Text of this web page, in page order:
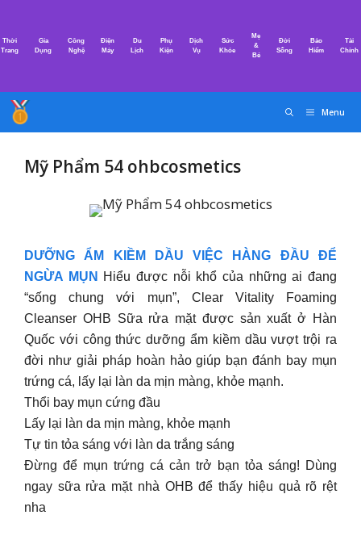
nội
Thời
Trang
Gia
Dụng
Công
Nghệ
Điện
Máy
Du
Lịch
Phụ
Kiện
Dịch
Vụ
Sức
Khỏe
Mẹ
&
Bé
Đời
Sống
Bảo
Hiểm
Tài
Chính
Menu
Mỹ Phẩm 54 ohbcosmetics
DƯỠNG ẨM KIỀM DẦU VIỆC HÀNG ĐẦU ĐỂ
NGỪA MỤN
Hiểu được nỗi khổ của những ai đang
“sống chung với mụn”, Clear Vitality Foaming
Cleanser OHB Sữa rửa mặt được sản xuất ở Hàn
Quốc với công thức dưỡng ẩm kiềm dầu vượt trội ra
đời như giải pháp hoàn hảo giúp bạn đánh bay mụn
trứng cá, lấy lại làn da mịn màng, khỏe mạnh.
Thổi bay mụn cứng đầu
Lấy lại làn da mịn màng, khỏe mạnh
Tự tin tỏa sáng với làn da trắng sáng
Đừng để mụn trứng cá cản trở bạn tỏa sáng! Dùng
ngay sữa rửa mặt nhà OHB để thấy hiệu quả rõ rệt
nha